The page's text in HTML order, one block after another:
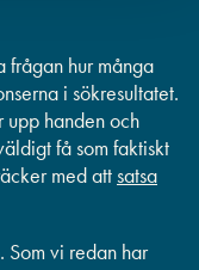
frågan hur många
i sökresultatet.
upp handen och
få som faktiskt
med attsatsa
Som vi redan har